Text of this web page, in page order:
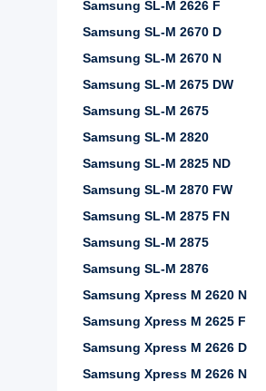
Samsung SL-M 2626 F
Samsung SL-M 2670 D
Samsung SL-M 2670 N
Samsung SL-M 2675 DW
Samsung SL-M 2675
Samsung SL-M 2820
Samsung SL-M 2825 ND
Samsung SL-M 2870 FW
Samsung SL-M 2875 FN
Samsung SL-M 2875
Samsung SL-M 2876
Samsung Xpress M 2620 N
Samsung Xpress M 2625 F
Samsung Xpress M 2626 D
Samsung Xpress M 2626 N